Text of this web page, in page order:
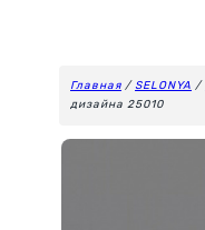
Главная / SELONYA /
дизайна 25010